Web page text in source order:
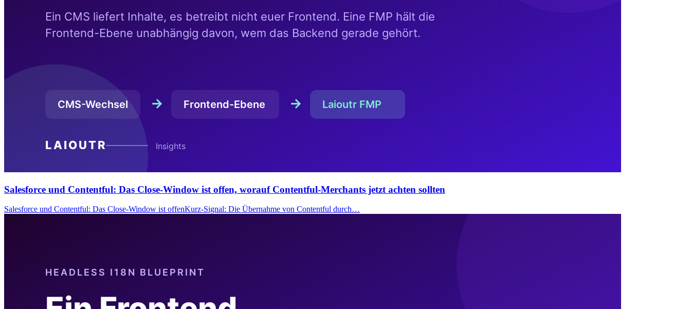
Salesforce und Contentful: Das Close-Window ist offen, worauf Contentful-Merchants jetzt achten sollten
Salesforce und Contentful: Das Close-Window ist offenKurz-Signal: Die Übernahme von Contentful durch…